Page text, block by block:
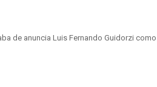
de anuncia Luis Fernando Guidorzi